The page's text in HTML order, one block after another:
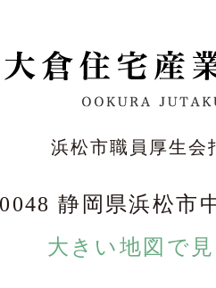
浜松市職員厚生会
静岡県浜松市
大きい地図で